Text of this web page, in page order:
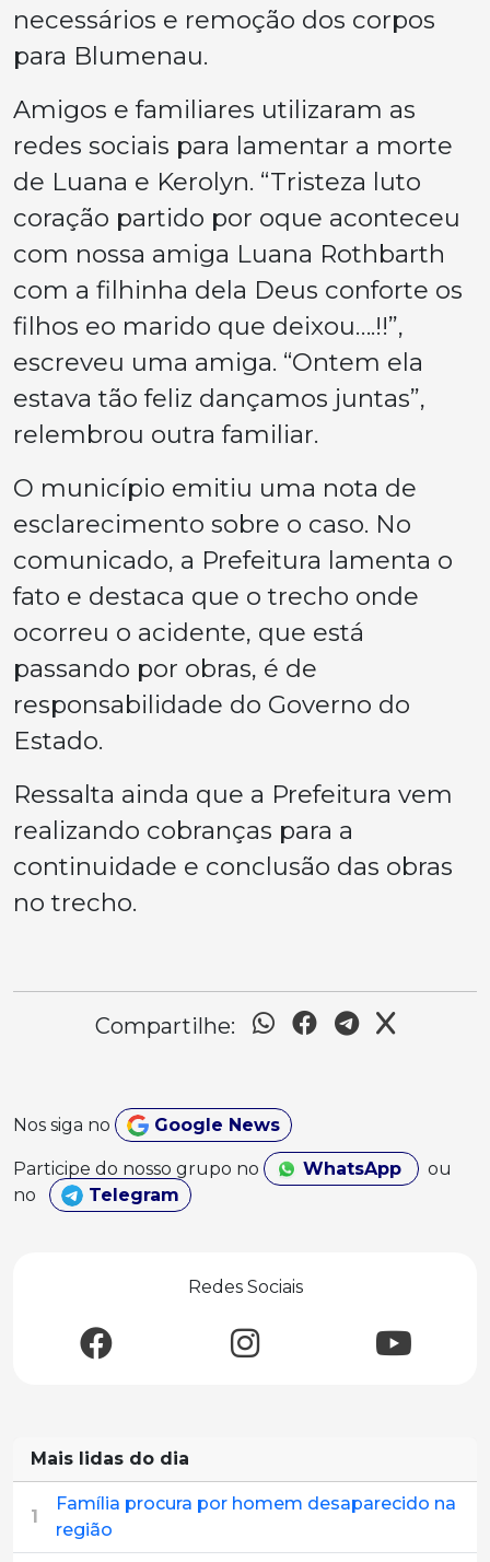
necessários e remoção dos corpos
para Blumenau.
Amigos e familiares utilizaram as
redes sociais para lamentar a morte
de Luana e Kerolyn. “Tristeza luto
coração partido por oque aconteceu
com nossa amiga Luana Rothbarth
com a filhinha dela Deus conforte os
filhos eo marido que deixou….!!”,
escreveu uma amiga. “Ontem ela
estava tão feliz dançamos juntas”,
relembrou outra familiar.
O município emitiu uma nota de
esclarecimento sobre o caso. No
comunicado, a Prefeitura lamenta o
fato e destaca que o trecho onde
ocorreu o acidente, que está
passando por obras, é de
responsabilidade do Governo do
Estado.
Ressalta ainda que a Prefeitura vem
realizando cobranças para a
continuidade e conclusão das obras
no trecho.
Compartilhe:
Nos siga no Google News
Participe do nosso grupo no WhatsApp
ou
no
Telegram
Redes Sociais
Mais lidas do dia
1
Família procura por homem desaparecido na
região